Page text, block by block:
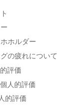
ホルダー
の疲れについて
評価
人的評価
的評価